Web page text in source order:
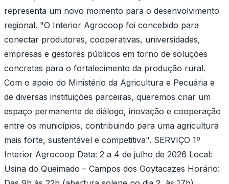
representa um novo momento para o desenvolvimento
regional. "O Interior Agrocoop foi concebido para
conectar produtores, cooperativas, universidades,
empresas e gestores públicos em torno de soluções
concretas para o fortalecimento da produção rural.
Com o apoio do Ministério da Agricultura e Pecuária e
de diversas instituições parceiras, queremos criar um
espaço permanente de diálogo, inovação e cooperação
entre os municípios, contribuindo para uma agricultura
mais forte, sustentável e competitiva". SERVIÇO 1º
Interior Agrocoop Data: 2 a 4 de julho de 2026 Local:
Usina do Queimado – Campos dos Goytacazes Horário: